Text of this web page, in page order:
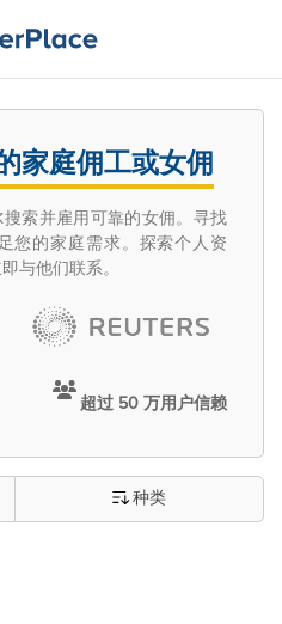
家庭佣工或女佣
索并雇用可靠的女佣。寻找
您的家庭需求。探索个人资
与他们联系。
超过 50 万用户信赖
种类